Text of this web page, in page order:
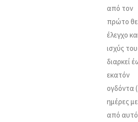
από τον
πρώτο
έλεγχο
ισχύς του
διαρκεί
εκατόν
ογδόντα
ημέρες
από